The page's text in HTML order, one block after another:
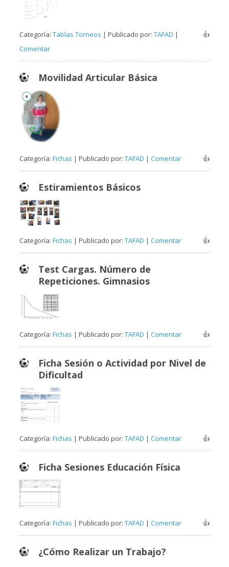
👍
Categoría: Tablas Torneos | Publicado por: TAFAD |
Comentar
Movilidad Articular Básica
👍
Categoría: Fichas | Publicado por: TAFAD | Comentar
Estiramientos Básicos
👍
Categoría: Fichas | Publicado por: TAFAD | Comentar
Test Cargas. Número de
Repeticiones. Gimnasios
👍
Categoría: Fichas | Publicado por: TAFAD | Comentar
Ficha Sesión o Actividad por Nivel de
Dificultad
👍
Categoría: Fichas | Publicado por: TAFAD | Comentar
Ficha Sesiones Educación Física
👍
Categoría: Fichas | Publicado por: TAFAD | Comentar
¿Cómo Realizar un Trabajo?